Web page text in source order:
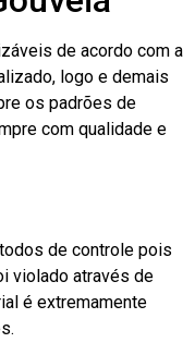
de acordo com a
logo e demais
os padrões de
com qualidade e
de controle pois
violado através de
é extremamente